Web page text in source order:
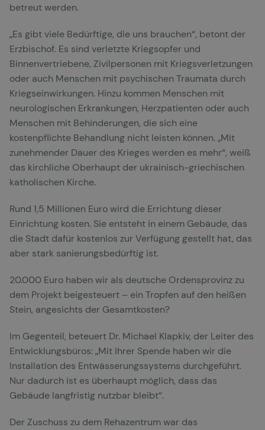
betreut werden.
„Es gibt viele Bedürftige, die uns brauchen“, betont der
Erzbischof. Es sind verletzte Kriegsopfer und
Binnenvertriebene, Zivilpersonen mit Kriegsverletzungen
oder auch Menschen mit psychischen Traumata durch
Kriegseinwirkungen. Hinzu kommen Menschen mit
neurologischen Erkrankungen, Herzpatienten oder auch
Menschen mit Behinderungen, die sich eine
kostenpflichte Behandlung nicht leisten können. „Mit
zunehmender Dauer des Krieges werden es mehr“, weiß
das kirchliche Oberhaupt der ukrainisch-griechischen
katholischen Kirche.
Rund 1,5 Millionen Euro wird die Errichtung dieser
Einrichtung kosten. Sie entsteht in einem Gebäude, das
die Stadt dafür kostenlos zur Verfügung gestellt hat, das
aber stark sanierungsbedürftig ist.
20.000 Euro haben wir als deutsche Ordensprovinz zu
dem Projekt beigesteuert – ein Tropfen auf den heißen
Stein, angesichts der Gesamtkosten?
Im Gegenteil, beteuert Dr. Michael Klapkiv, der Leiter des
Entwicklungsbüros: „Mit Ihrer Spende haben wir die
Installation des Entwässerungssystems durchgeführt.
Nur dadurch ist es überhaupt möglich, dass das
Gebäude langfristig nutzbar bleibt“.
Der Zuschuss zu dem Rehazentrum war das